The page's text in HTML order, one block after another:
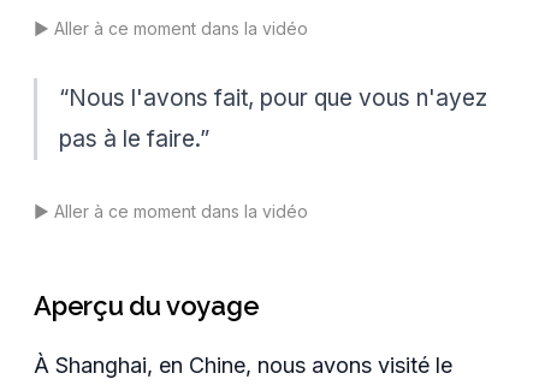
▶️ Aller à ce moment dans la vidéo
“Nous l'avons fait, pour que vous n'ayez
pas à le faire.”
▶️ Aller à ce moment dans la vidéo
Aperçu du voyage
À Shanghai, en Chine, nous avons visité le